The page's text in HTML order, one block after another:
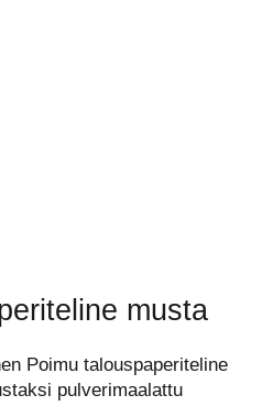
musta
Poimu talouspaperiteline
pulverimaalattu